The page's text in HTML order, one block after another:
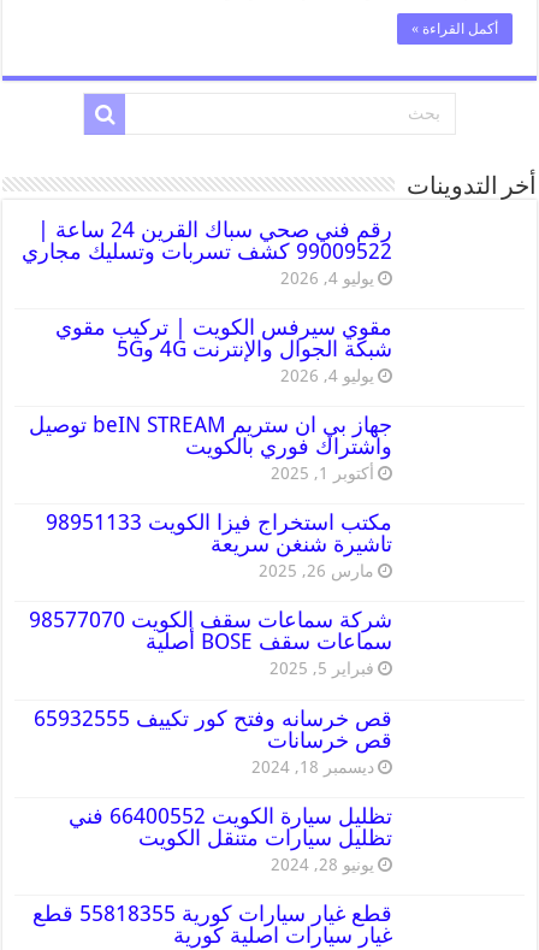
أكمل القراءة »
أخر التدوينات
رقم فني صحي سباك القرين 24 ساعة |
99009522 كشف تسربات وتسليك مجاري
يوليو 4, 2026
مقوي سيرفس الكويت | تركيب مقوي
شبكة الجوال والإنترنت 4G و5G
يوليو 4, 2026
جهاز بي ان ستريم beIN STREAM توصيل
واشتراك فوري بالكويت
أكتوبر 1, 2025
مكتب استخراج فيزا الكويت 98951133
تاشيرة شنغن سريعة
مارس 26, 2025
شركة سماعات سقف الكويت 98577070
سماعات سقف BOSE أصلية
فبراير 5, 2025
قص خرسانه وفتح كور تكييف 65932555
قص خرسانات
ديسمبر 18, 2024
تظليل سيارة الكويت 66400552 فني
تظليل سيارات متنقل الكويت
يونيو 28, 2024
قطع غيار سيارات كورية 55818355 قطع
غيار سيارات اصلية كورية